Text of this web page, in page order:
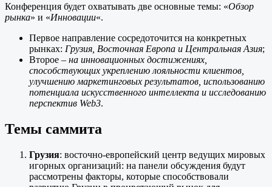
Конференция будет охватывать две основные темы: «Обзор
рынка» и «Инновации«.
Первое направление сосредоточится на конкретных
рынках: Грузия, Восточная Европа и Центральная Азия;
Второе – на инновационных достижениях,
способствующих укреплению лояльности клиентов,
улучшению маркетинговых результатов, использованию
потенциала искусственного интеллекта и исследованию
перспектив Web3.
Темы саммита
Грузия: восточно-европейский центр ведущих мировых
игорных организаций: на панели обсуждения будут
рассмотрены факторы, которые способствовали